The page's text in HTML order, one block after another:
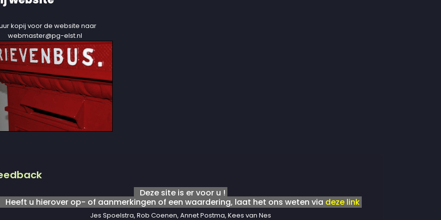
kopij voor de website naar
webmaster@pg-elst.nl
Deze site is er voor u !
u hierover op- of aanmerkingen of een waardering, laat het ons weten via deze link
Jes Spoelstra, Rob Coenen, Annet Postma, Kees van Nes